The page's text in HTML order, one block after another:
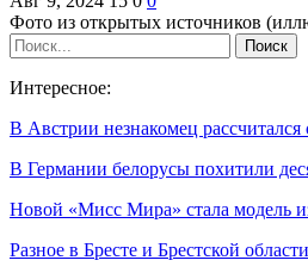
Фото из открытых источников
Интересное:
В Австрии незнакомец
В Германии белорусы похитили
Новой «Мисс Мира» стала модель
Разное в Бресте и Брестской области